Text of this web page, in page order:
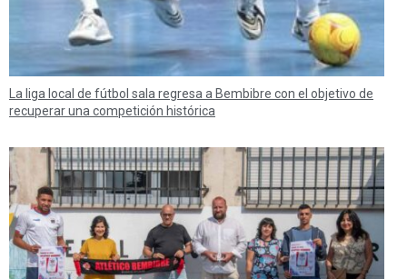
La liga local de fútbol sala regresa a Bembibre con el objetivo de
recuperar una competición histórica